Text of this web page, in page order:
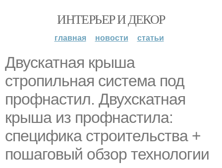
ИНТЕРЬЕР И ДЕКОР
главная новости статьи
Двускатная крыша
стропильная система под
профнастил. Двухскатная
крыша из профнастила:
специфика строительства +
пошаговый обзор технологии